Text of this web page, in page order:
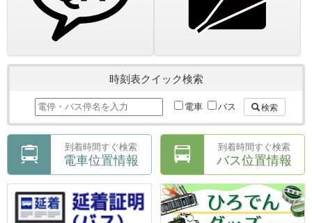
時刻表クイック検索
電車 バス 検索
到着時間すぐ検索
電車位置情報
到着時間すぐ検索
バス位置情報